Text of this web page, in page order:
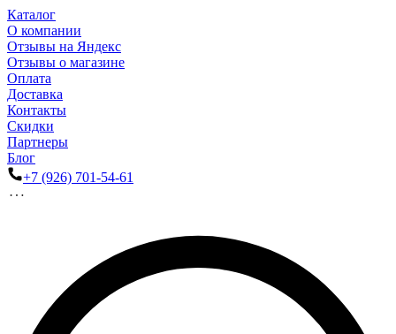
Каталог
О компании
Отзывы на Яндекс
Отзывы о магазине
Оплата
Доставка
Контакты
Скидки
Партнеры
Блог
+7 (926) 701-54-61